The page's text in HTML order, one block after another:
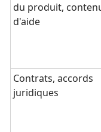
du produit,
d'aide
Contrats, accords
juridiques